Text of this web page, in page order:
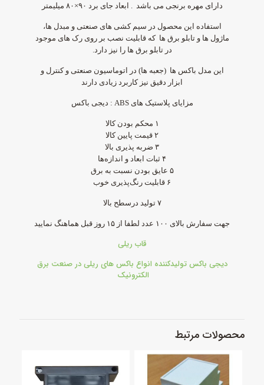
دارای مهره برنجی می باشد . ابعاد جای برد ۹۰×۸۰ میلیمتر
استفاده این محصول در سیم کشی های صنعتی و مبدل ها،
ماژول ها و تابلو برق ها که قابلیت نصب برروی رک های موجود
در تابلو برق ها را نیز دارد.
این مدل باکس ها (جعبه ها) در اتوماسیون صنعتی و کنترل و
ابزار دقیق نیز کاربرد زیادی دارند
مزایای پلاستیک های ABS : دیجی باکس
۱ محکم بودن کالا
۲ قیمت پایین کالا
۳ ضربه‌ پذیری بالا
۴ ثبات ابعاد و اندازه‌ها
۵ عایق بودن نسبت به برق
۶ قابلیت رنگ‌پذیری خوب
۷ تولید درسطح بالا
جهت سفارش بالای ۱۰۰ عدد لطفا از ۱۵ روز قبل هماهنگ نمایید
قاب ریلی
دیجی باکس تولیدکننده انواع باکس های ریلی در صنعت برق
الکترونیک
محصولات مرتبط